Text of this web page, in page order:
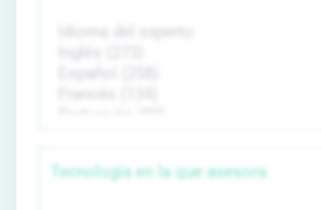
Tecnología en la que asesora